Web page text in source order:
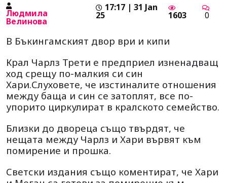
Людмила
Велинова
17:17 | 31 Jan
25 1603 0
В Бъкингамският двор ври и кипи
Крал Чарлз Трети е предприел изненадващ
ход срещу по-малкия си син
Хари.Слуховете, че изстиналите отношения
между баща и син се затоплят, все по-
упорито циркулират в кралското семейство.
Близки до двореца също твърдят, че
нещата между Чарлз и Хари вървят към
помирение и прошка.
Светски издания също коментират, че Хари